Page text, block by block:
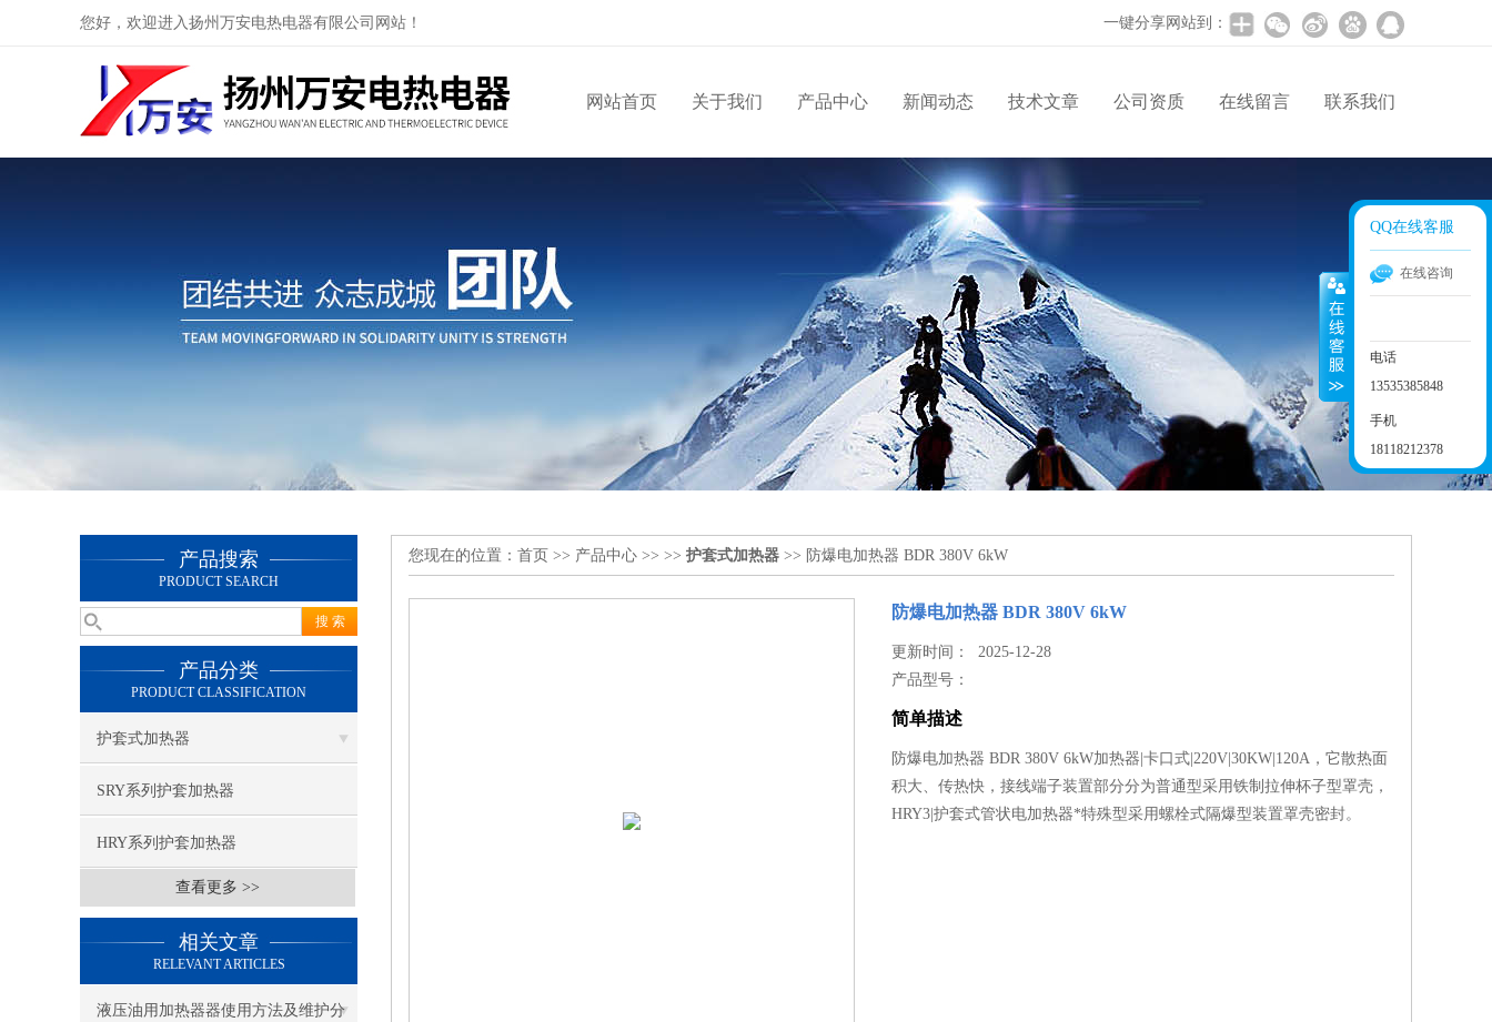
您好，欢迎进入扬州万安电热电器有限公司网站！ 一键分享网站到：
网站首页 关于我们 产品中心 新闻动态 技术文章 公司资质 在线留言 联系我们
产品搜索
PRODUCT SEARCH
产品分类
PRODUCT CLASSIFICATION
护套式加热器
SRY系列护套加热器
HRY系列护套加热器
查看更多 >>
相关文章
RELEVANT ARTICLES
液压油用加热器器使用方法及维护分
您现在的位置： 首页 >> 产品中心 >> >> 护套式加热器 >> 防爆电加热器 BDR 380V 6kW
防爆电加热器 BDR 380V 6kW
更新时间： 2025-12-28
产品型号：
简单描述
防爆电加热器 BDR 380V 6kW加热器|卡口式|220V|30KW|120A，它散热面
积大、传热快，接线端子装置部分分为普通型采用铁制拉伸杯子型罩壳，
HRY3|护套式管状电加热器*特殊型采用螺栓式隔爆型装置罩壳密封。
QQ在线客服
在线咨询
电话
13535385848
手机
18118212378